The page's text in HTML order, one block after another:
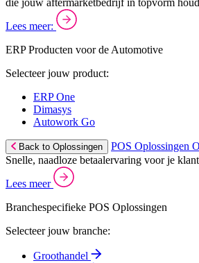
die jouw aftermarketbedrijf in topvorm
Lees meer:
ERP Producten voor de Automotive
Selecteer jouw product:
ERP One
Dimasys
Autowork Go
Back to Oplossingen
POS Oplossingen
Snelle, naadloze betaalervaring voor je
Lees meer
Branchespecifieke POS Oplossingen
Selecteer jouw branche:
Groothandel